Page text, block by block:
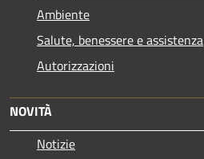
Ambiente
Salute, benessere e assistenza
Autorizzazioni
NOVITÀ
Notizie